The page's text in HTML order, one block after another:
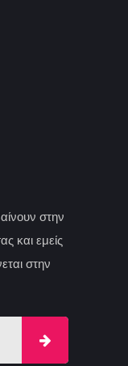
στην
και εμείς
στην